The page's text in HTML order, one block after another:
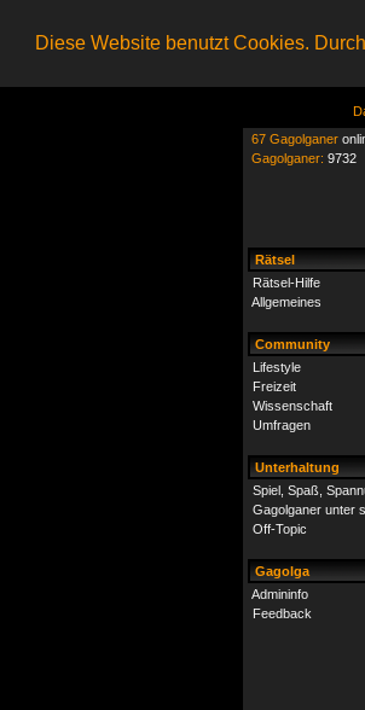
Diese Website benutzt Cookies.
67 Gagolganer
Gagolganer: 9732
Rätsel
Rätsel-Hilfe
Allgemeines
Community
Lifestyle
Freizeit
Wissenschaft
Umfragen
Unterhaltung
Spiel, Spaß,
Gagolganer unter
Off-Topic
Gagolga
Admininfo
Feedback